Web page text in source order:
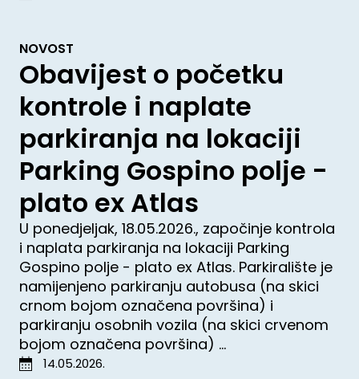
NOVOST
Obavijest o početku
kontrole i naplate
parkiranja na lokaciji
Parking Gospino polje -
plato ex Atlas
U ponedjeljak, 18.05.2026., započinje kontrola
i naplata parkiranja na lokaciji Parking
Gospino polje - plato ex Atlas. Parkiralište je
namijenjeno parkiranju autobusa (na skici
crnom bojom označena površina) i
parkiranju osobnih vozila (na skici crvenom
bojom označena površina) ...
14.05.2026.